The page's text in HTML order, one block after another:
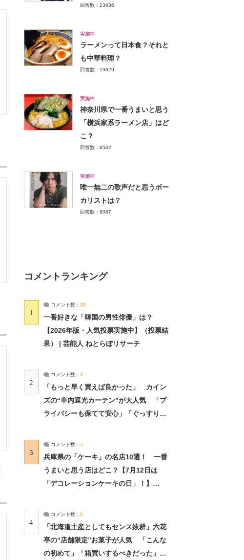
回答数：23836
実施中
ラーメンって日本食？それと
も中華料理？
回答数：19629
実施中
神奈川県で一番うまいと思う
「横浜家系ラーメン店」はど
こ？
回答数：8502
実施中
唯一無二の歌声だと思うボー
カリストは？
回答数：8067
コメントランキング
1
コメント数： 20
一番好きな「韓国の男性俳優」は？
【2026年版・人気投票実施中】（投票結
果） | 芸能人 ねとらぼリサーチ
2
コメント数： 7
「もっと早く買えば良かった」 カイン
ズの“車内遮光カーテン”が大人気 「プ
ライバシーも保てて安心」「ぐっすり眠
3
コメント数： 7
兵庫県の「ケーキ」の名店10選！ 一番
うまいと思う店はどこ？【7月12日は
「デコレーションケーキの日」！】
4
コメント数： 5
「北海道土産としてもセンス抜群」六花
亭の“店舗限定”お菓子が人気 「こんな
の初めて」「箱買いするべきだった」